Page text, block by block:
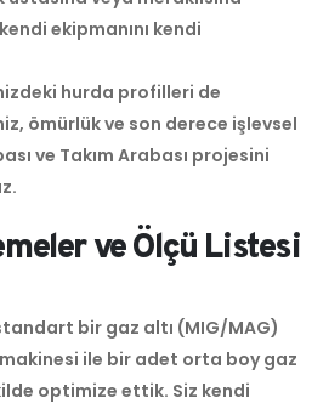
ekipmanını kendi
hurda profilleri de
ömürlük ve son derece işlevsel
ve Takım Arabası projesini
ve Ölçü Listesi
bir gaz altı (MIG/MAG)
ile bir adet orta boy gaz
optimize ettik. Siz kendi